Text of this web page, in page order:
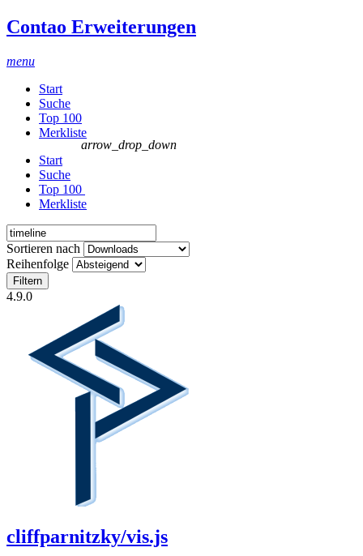
Contao Erweiterungen
menu
Start
Suche
Top 100
Merkliste
Start
Suche
Top 100
arrow_drop_down
Merkliste
Sortieren nach
Reihenfolge
Filtern
4.9.0
cliffparnitzky/vis.js